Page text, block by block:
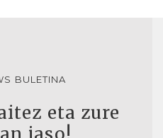
BULETINA
eta zure